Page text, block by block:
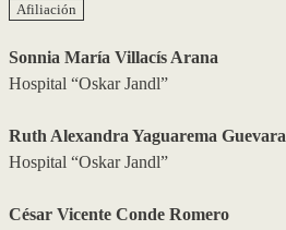
Afiliación
Sonnia María Villacís Arana
Hospital “Oskar Jandl”
Ruth Alexandra Yaguarema Guevara
Hospital “Oskar Jandl”
César Vicente Conde Romero